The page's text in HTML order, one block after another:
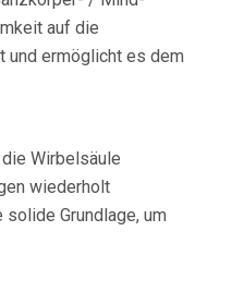
auf die
und ermöglicht es dem
Wirbelsäule
wiederholt
Grundlage, um